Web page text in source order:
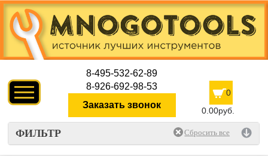
8-495-532-62-89
8-926-692-98-53
Заказать звонок
0
0.00руб.
ФИЛЬТР